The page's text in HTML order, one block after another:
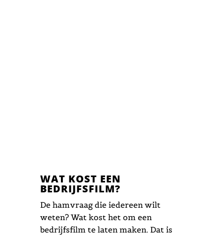
WAT KOST EEN
BEDRIJFSFILM?
De hamvraag die iedereen wilt
weten? Wat kost het om een
bedrijfsfilm te laten maken. Dat is